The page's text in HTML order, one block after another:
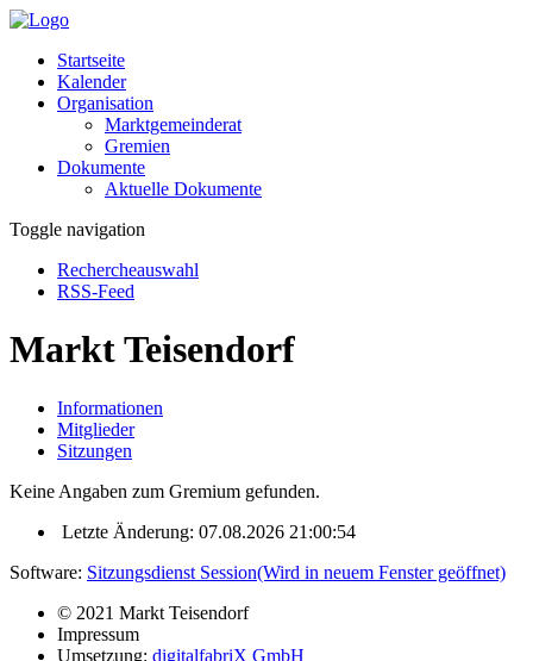
Startseite
Kalender
Organisation
Marktgemeinderat
Gremien
Dokumente
Aktuelle Dokumente
Toggle navigation
Rechercheauswahl
RSS-Feed
Markt Teisendorf
Informationen
Mitglieder
Sitzungen
Keine Angaben zum Gremium gefunden.
Letzte Änderung: 07.08.2026 21:00:54
Software: Sitzungsdienst Session(Wird in neuem Fenster geöffnet)
© 2021 Markt Teisendorf
Impressum
Umsetzung: digitalfabriX GmbH